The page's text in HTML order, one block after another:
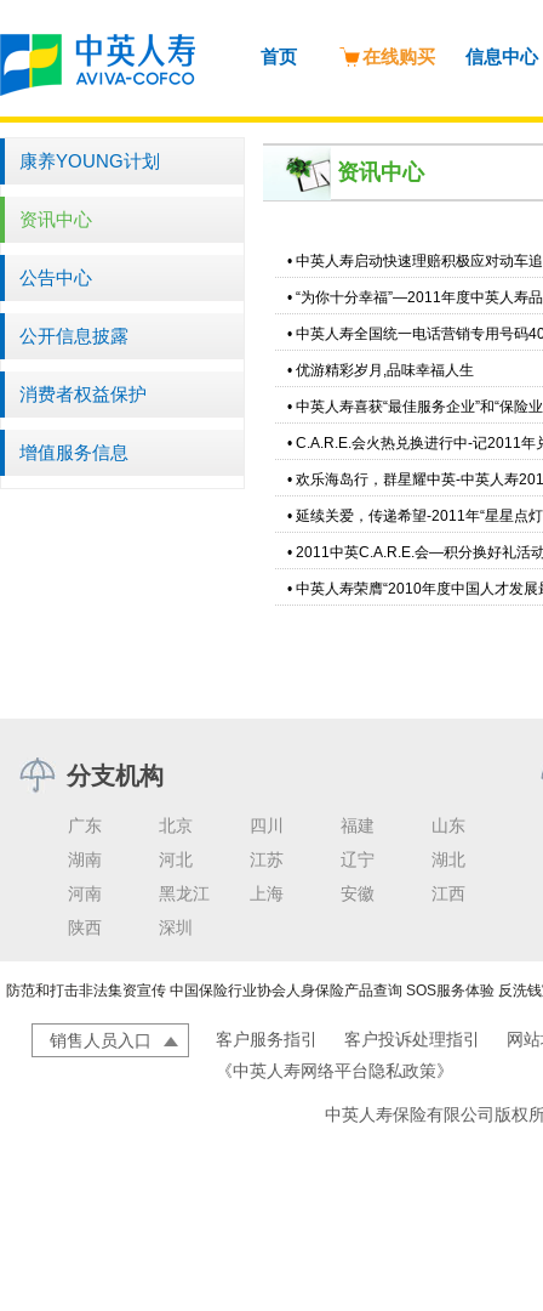
首页 在线购买 信息中心
康养YOUNG计划
资讯中心
公告中心
公开信息披露
消费者权益保护
增值服务信息
资讯中心
• 中英人寿启动快速理赔积极应对动车
• “为你十分幸福”—2011年度中英人寿
• 中英人寿全国统一电话营销专用号码
• 优游精彩岁月,品味幸福人生
• 中英人寿喜获“最佳服务企业”和“保险
• C.A.R.E.会火热兑换进行中-记2011年
• 欢乐海岛行，群星耀中英-中英人寿
• 延续关爱，传递希望-2011年“星星点
• 2011中英C.A.R.E.会—积分换好礼活
• 中英人寿荣膺“2010年度中国人才发展
分支机构
广东 北京 四川 福建
山东
湖南
河北 江苏 辽宁
湖北
河南
黑龙江 上海 安徽
江西
陕西
深圳
防范和打击非法集资宣传 中国保险行业协会人身保险产品查询 SOS服务体验 反洗
销售人员入口 客户服务指引 客户投诉处理指引
网
《中英人寿网络平台隐私政策》
中英人寿保险有限公司版权